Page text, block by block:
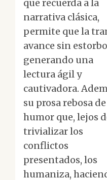
que recuerda a la
narrativa clásica,
permite que la
avance sin
generando una
lectura ágil y
cautivadora.
su prosa rebosa
humor que, lejos
trivializar los
conflictos
presentados, los
humaniza,